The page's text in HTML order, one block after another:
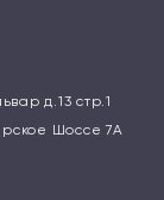
д.13 стр.1
Шоссе 7А